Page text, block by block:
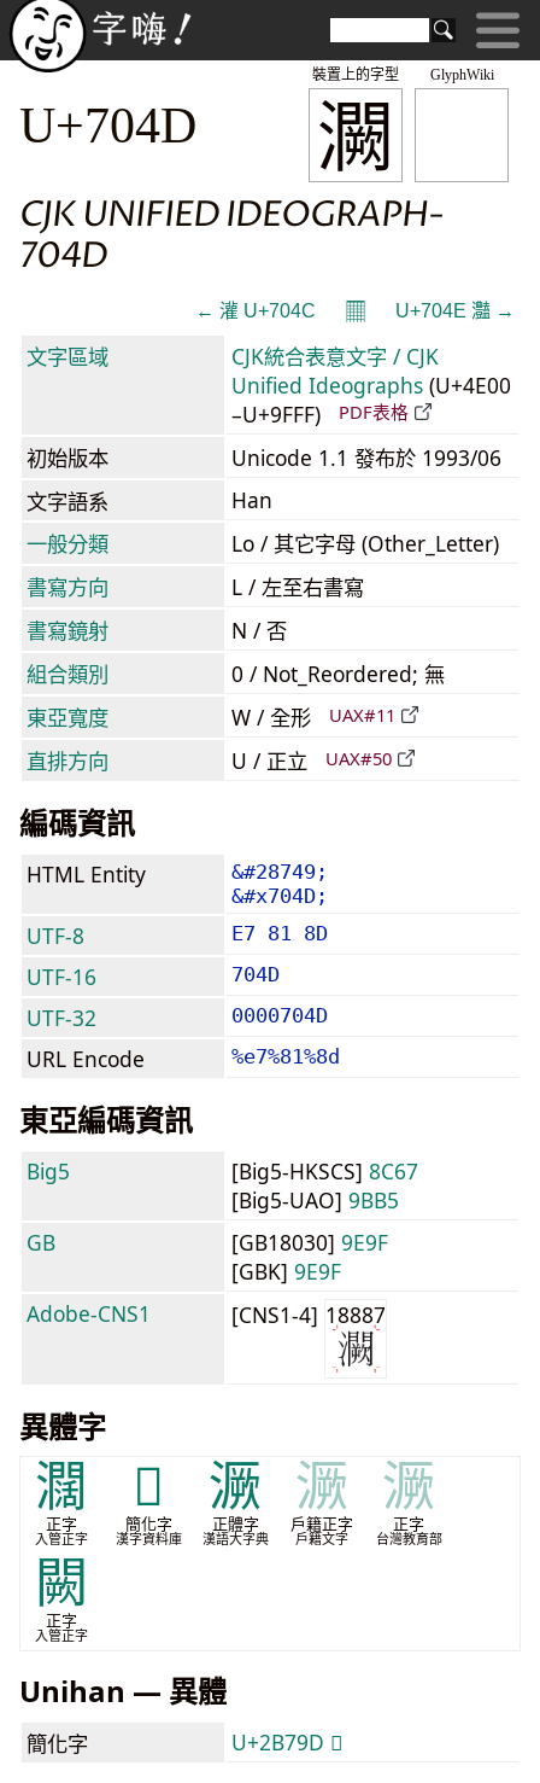
GlyphWiki
灍
裝置上的字型
U+704D
CJK UNIFIED IDEOGRAPH-
704D
← 灌 U+704C 𝄜 U+704E 灎 →
文字區域
CJK統合表意文字 / CJK
Unified Ideographs (U+4E00
–U+9FFF)
PDF表格
初始版本
Unicode 1.1 發布於 1993/06
文字語系
Han
一般分類
Lo / 其它字母 (Other_Letter)
書寫方向
L / 左至右書寫
書寫鏡射
N / 否
組合類別
0 / Not_Reordered; 無
東亞寬度
W / 全形 UAX#11
直排方向 U / 正立 UAX#50
編碼資訊
HTML Entity
&#28749;
&#x704D;
UTF-8 E7 81 8D
UTF-16 704D
UTF-32 0000704D
URL Encode %e7%81%8d
東亞編碼資訊
Big5 [Big5-HKSCS] 8C67
[Big5-UAO] 9BB5
GB
[GB18030] 9E9F
[GBK] 9E9F
Adobe-CNS1
[CNS1-4] 18887
異體字
𤄃
正字
入管正字
𫞝
簡化字
漢字資料庫
㵐
正體字
漢語大字典
㵐
戶籍正字
戶籍文字
㵐
正字
台灣教育部
闕
正字
入管正字
Unihan — 異體
簡化字 U+2B79D 𫞝